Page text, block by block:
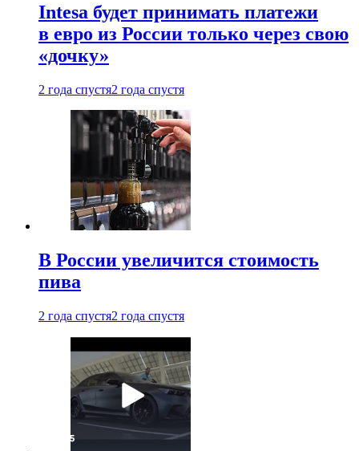
Intesa будет принимать платежи
в евро из России только через свою
«дочку»
2 года спустя2 года спустя
В России увеличится стоимость
пива
2 года спустя2 года спустя